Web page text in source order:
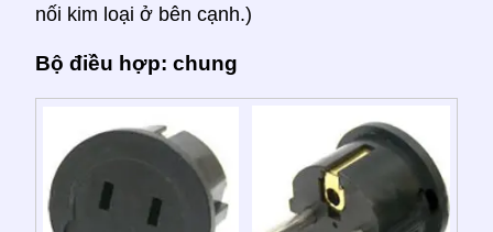
nối kim loại ở bên cạnh.)
Bộ điều hợp: chung